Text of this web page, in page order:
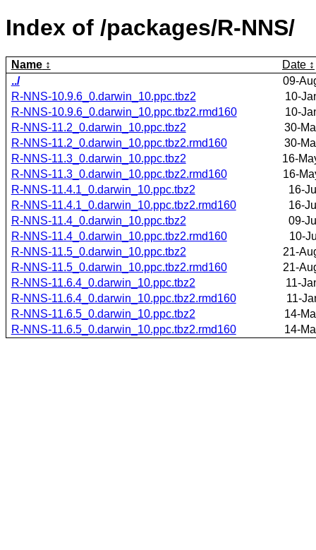
Index of /packages/R-NNS/
Name
Date
../
09-
R-NNS-10.9.6_0.darwin_10.ppc.tbz2
10-
R-NNS-10.9.6_0.darwin_10.ppc.tbz2.rmd160
10-
R-NNS-11.2_0.darwin_10.ppc.tbz2
30-
R-NNS-11.2_0.darwin_10.ppc.tbz2.rmd160
30-
R-NNS-11.3_0.darwin_10.ppc.tbz2
16-
R-NNS-11.3_0.darwin_10.ppc.tbz2.rmd160
16-
R-NNS-11.4.1_0.darwin_10.ppc.tbz2
16-
R-NNS-11.4.1_0.darwin_10.ppc.tbz2.rmd160
16-
R-NNS-11.4_0.darwin_10.ppc.tbz2
09-
R-NNS-11.4_0.darwin_10.ppc.tbz2.rmd160
10-
R-NNS-11.5_0.darwin_10.ppc.tbz2
21-
R-NNS-11.5_0.darwin_10.ppc.tbz2.rmd160
21-
R-NNS-11.6.4_0.darwin_10.ppc.tbz2
11-
R-NNS-11.6.4_0.darwin_10.ppc.tbz2.rmd160
11-
R-NNS-11.6.5_0.darwin_10.ppc.tbz2
14-
R-NNS-11.6.5_0.darwin_10.ppc.tbz2.rmd160
14-